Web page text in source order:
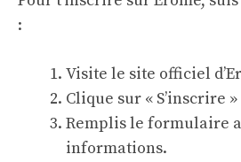
:
Visite le site officiel
Clique sur « S’inscrire
Remplis le formulaire
informations.